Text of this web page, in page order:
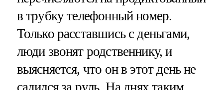
в трубку телефонный номер.
Только расставшись с деньгами,
люди звонят родственнику, и
выясняется, что он в этот день не